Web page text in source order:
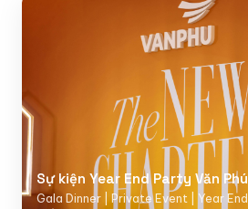
Sự kiện Year End Party Văn
Gala Dinner | Private Event | Year